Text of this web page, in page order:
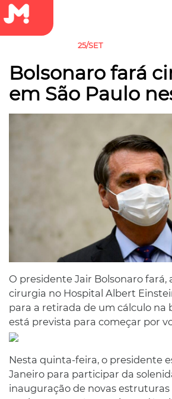
25/SET
Bolsonaro fará
em São Paulo
O presidente Jair Bolsonaro fará,
cirurgia no Hospital Albert
para a retirada de um cálculo na
está prevista para começar por
Nesta quinta-feira, o presidente
Janeiro para participar da
inauguração de novas